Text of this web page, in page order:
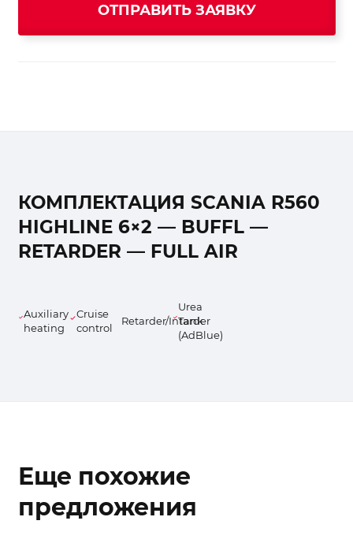
ОТПРАВИТЬ ЗАЯВКУ
КОМПЛЕКТАЦИЯ SCANIA R560
HIGHLINE 6×2 — BUFFL —
RETARDER — FULL AIR
Auxiliary
heating
Cruise
control
Retarder/Intarder
Urea
Tank
(AdBlue)
Еще похожие
предложения